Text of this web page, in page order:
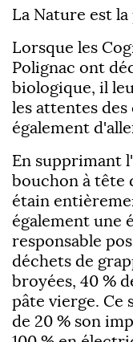
La Nature est
Lorsque les
Polignac ont
biologique, il
les attentes
également
En supprimant
bouchon à tête
étain
également une
responsable
déchets de
broyées, 40 %
pâte vierge.
de 20 % son